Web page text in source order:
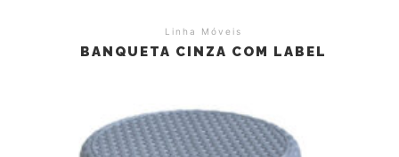
Linha Móveis
BANQUETA CINZA COM LABEL